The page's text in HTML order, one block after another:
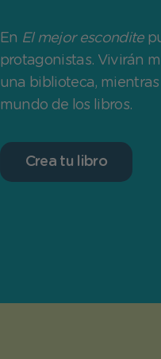
En El mejor escondite
protagonistas. Vivirán
una biblioteca,
mundo de los libros.
Crea tu libro